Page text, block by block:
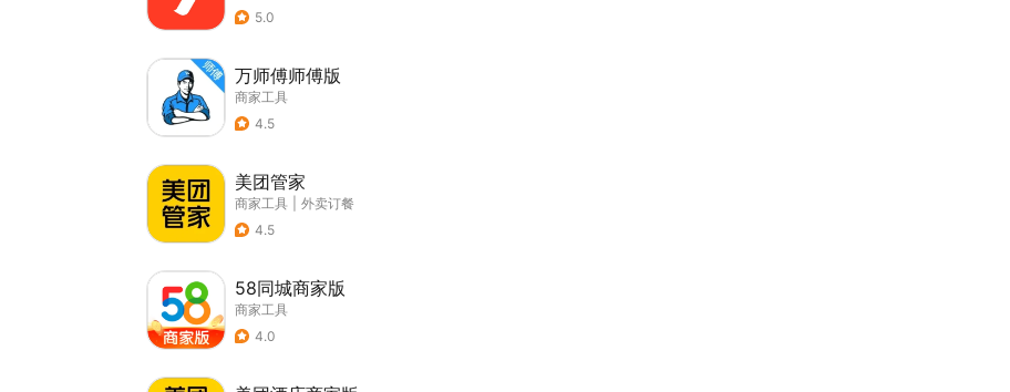
5.0
万师傅师傅版
商家工具
4.5
美团管家
商家工具
外卖订餐
4.5
58同城商家版
商家工具
4.0